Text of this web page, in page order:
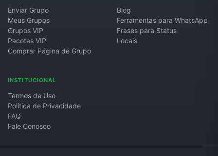
Enviar Grupo
Meus Grupos
Grupos VIP
Pacotes VIP
Comprar Página de Grupo
Blog
Ferramentas para WhatsApp
Frases para Status
Locais
INSTITUCIONAL
Termos de Uso
Política de Privacidade
FAQ
Fale Conosco